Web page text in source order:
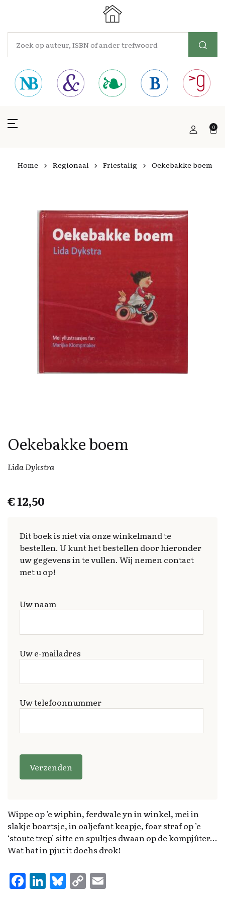
0
Home Regionaal Friestalig Oekebakke boem
Oekebakke boem
Lida Dykstra
€12,50
Dit boek is niet via onze winkelmand te
bestellen. U kunt het bestellen door hieronder
uw gegevens in te vullen. Wij nemen contact
met u op!
Uw naam
Uw e-mailadres
Uw telefoonnummer
G
li
e
d
it
v
l
d
Wippe op ’e wiphin, ferdwale yn in winkel, mei in
slakje boartsje, in oaljefant keapje, foar straf op ’e
‘stoute trep’ sitte en spultjes dwaan op de kompjûter…
Wat hat in pjut it dochs drok!
F Li Bl C